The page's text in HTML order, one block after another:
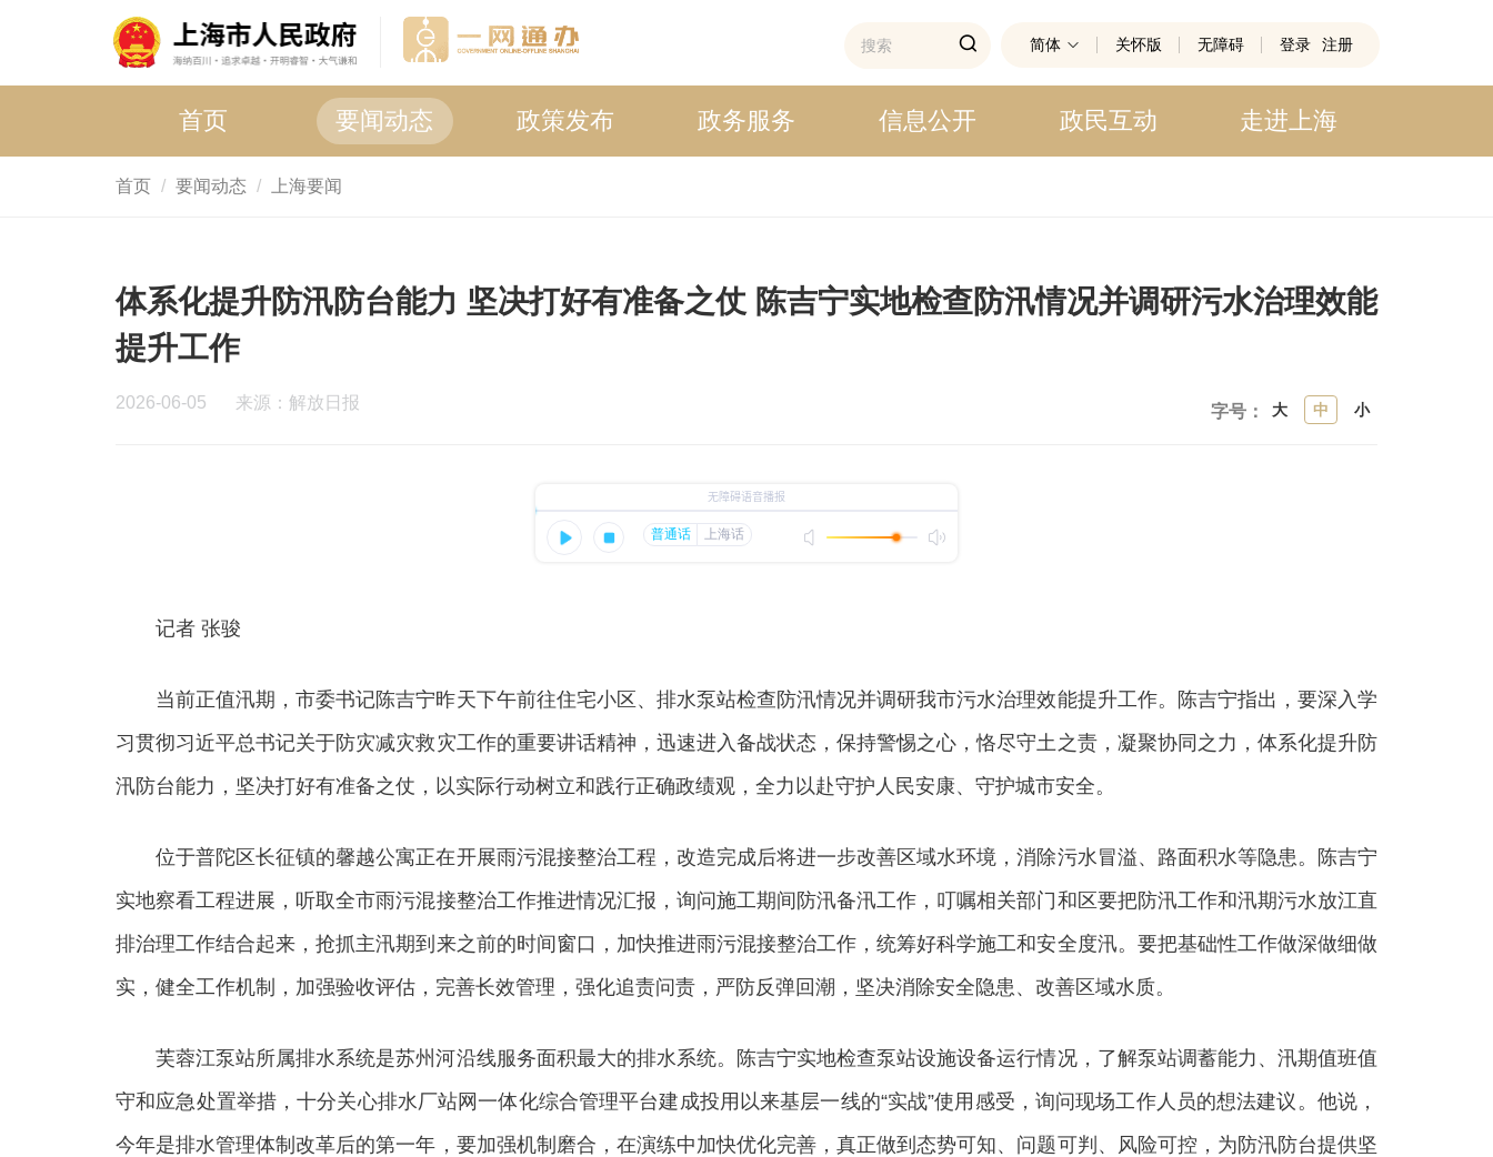
简体 关怀版 无障碍 登录 注册
首页 要闻动态 政策发布 政务服务 信息公开 政民互动 走进上海
首页 要闻动态 上海要闻
体系化提升防汛防台能力 坚决打好有准备之仗 陈吉宁实地检查防汛情况并调研污水治理效能
提升工作
2026-06-05 来源：解放日报 字号： 大 中 小
记者 张骏
当前正值汛期，市委书记陈吉宁昨天下午前往住宅小区、排水泵站检查防汛情况并调研我市污水治理效能提升工作。陈吉宁指出，要深入学
习贯彻习近平总书记关于防灾减灾救灾工作的重要讲话精神，迅速进入备战状态，保持警惕之心，恪尽守土之责，凝聚协同之力，体系化提升防
汛防台能力，坚决打好有准备之仗，以实际行动树立和践行正确政绩观，全力以赴守护人民安康、守护城市安全。
位于普陀区长征镇的馨越公寓正在开展雨污混接整治工程，改造完成后将进一步改善区域水环境，消除污水冒溢、路面积水等隐患。陈吉宁
实地察看工程进展，听取全市雨污混接整治工作推进情况汇报，询问施工期间防汛备汛工作，叮嘱相关部门和区要把防汛工作和汛期污水放江直
排治理工作结合起来，抢抓主汛期到来之前的时间窗口，加快推进雨污混接整治工作，统筹好科学施工和安全度汛。要把基础性工作做深做细做
实，健全工作机制，加强验收评估，完善长效管理，强化追责问责，严防反弹回潮，坚决消除安全隐患、改善区域水质。
芙蓉江泵站所属排水系统是苏州河沿线服务面积最大的排水系统。陈吉宁实地检查泵站设施设备运行情况，了解泵站调蓄能力、汛期值班值
守和应急处置举措，十分关心排水厂站网一体化综合管理平台建成投用以来基层一线的“实战”使用感受，询问现场工作人员的想法建议。他说，
今年是排水管理体制改革后的第一年，要加强机制磨合，在演练中加快优化完善，真正做到态势可知、问题可判、风险可控，为防汛防台提供坚